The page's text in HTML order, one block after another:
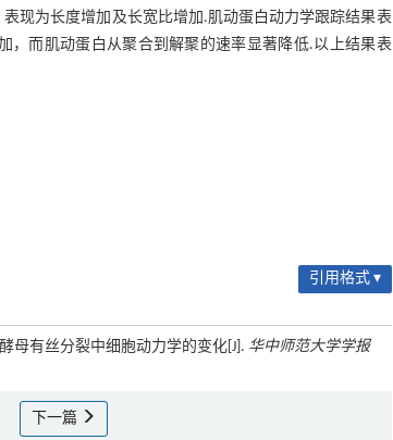
现为长度增加及长宽比增加.肌动蛋白动力学跟踪结果表
，而肌动蛋白从聚合到解聚的速率显著降低.以上结果表
引用格式 ▾
母有丝分裂中细胞动力学的变化[J]. 华中师范大学学报
下一篇